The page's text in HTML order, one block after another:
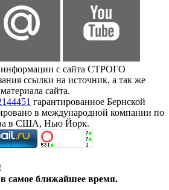
с сайта СТРОГО
ссылки на источник, а так же
сайта.
гарантированное Бернской
в международной компании по
в США, Нью Йорк.
самое ближайшее время.